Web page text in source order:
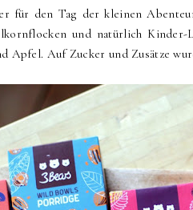
für den Tag der kleinen
und natürlich Kinder-
Apfel. Auf Zucker und Zusätze